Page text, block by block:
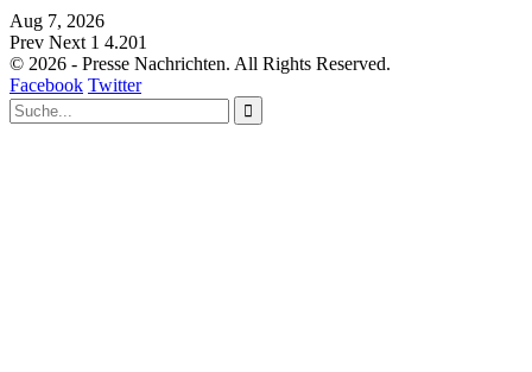
Aug 7, 2026
Prev Next 1 4.201
© 2026 - Presse Nachrichten. All Rights Reserved.
Facebook Twitter